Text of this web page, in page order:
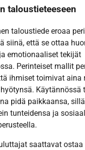
taloustieteeseen
taloustiede eroaa
siinä, että se ottaa
emotionaaliset tekijät
Perinteiset mallit
ihmiset toimivat aina
Käytännössä
pidä paikkaansa,
tunteidensa ja
saattavat